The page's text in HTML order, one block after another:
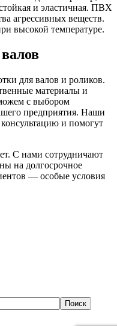
и эластичная. ПВХ
агрессивных веществ.
высокой температуре.
для валов и роликов.
материалы и
с выбором
предприятия. Наши
и помогут
С нами сотрудничают
на долгосрочное
— особые условия